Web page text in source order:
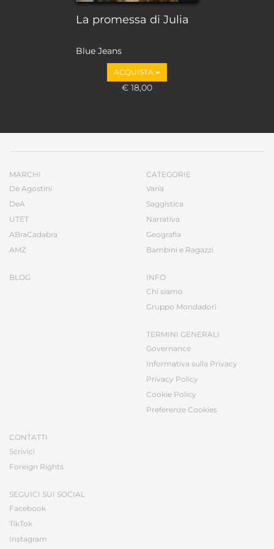
La promessa di Julia
Blue Jeans
ACQUISTA
€ 18,00
MARCHI
De Agostini
DeA
UTET
ABraCadabra
AMZ
BLOG
CATEGORIE
Varia
Saggistica
Narrativa
Geografia
Bambini e Ragazzi
INFO
Chi siamo
Gruppo Mondadori
TERMINI GENERALI
Governance
Informativa sulla Privacy
Privacy Policy
Cookie Policy
Preferenze Cookies
CONTATTI
Scrivici
Foreign Rights
SEGUICI SUI SOCIAL
Facebook
TikTok
Instagram